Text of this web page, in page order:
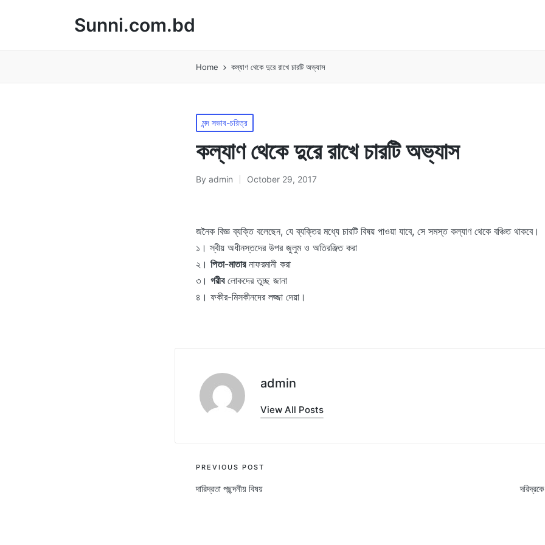
Sunni.com.bd
Home কল্যাণ থেকে দুরে রাখে চারটি অভ্যাস
Posted
in
মন্দ সভাব-চরিত্র
কল্যাণ থেকে দুরে রাখে চারটি অভ্যাস
Posted
By admin October 29, 2017
জনৈক বিজ্ঞ ব্যক্তি বলেছেন, যে ব্যক্তির মধ্যে চারটি বিষয় পাওয়া যাবে, সে সমস্ত কল্যাণ থেকে বঞ্চিত থাকবে।
১। স্বীয় অধীনস্তদের উপর জুলুম ও অতিরঞ্জিত করা
২। পিতা-মাতারনাফরমানী করা
৩। গরীবলোকদের তুচ্ছ জানা
৪। ফকীর-মিসকীনদের লজ্জা দেয়া।
admin
View All Posts
Post
navigation
PREVIOUS POST
দারিদ্রতা পছন্দনীয় বিষয়